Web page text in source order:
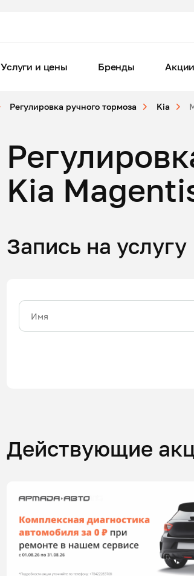
Услуги и цены Бренды Акции
Регулировка ручного тормоза Kia
Kia
Запись на услугу
Имя
Действующие